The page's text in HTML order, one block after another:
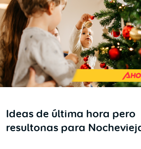
Ideas de última hora pero
resultonas para